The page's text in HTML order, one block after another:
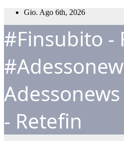
Salta
contenuto
Gio. Ago 6th, 2026
#Finsubito -
- Retefin